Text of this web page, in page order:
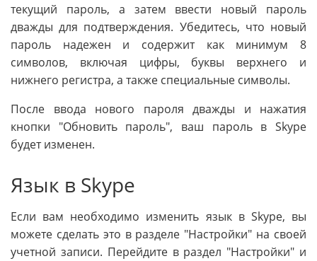
текущий пароль, а затем ввести новый пароль
дважды для подтверждения. Убедитесь, что новый
пароль надежен и содержит как минимум 8
символов, включая цифры, буквы верхнего и
нижнего регистра, а также специальные символы.
После ввода нового пароля дважды и нажатия
кнопки "Обновить пароль", ваш пароль в Skype
будет изменен.
Язык в Skype
Если вам необходимо изменить язык в Skype, вы
можете сделать это в разделе "Настройки" на своей
учетной записи. Перейдите в раздел "Настройки" и